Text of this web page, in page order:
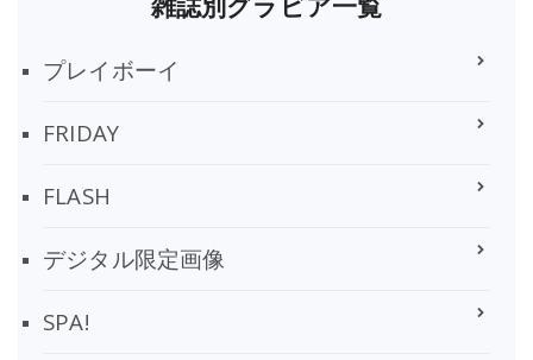
プレイボーイ
FRIDAY
FLASH
デジタル限定画像
SPA!